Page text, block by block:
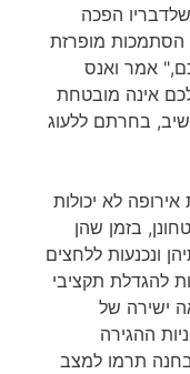
הפכה
הסתמכות מופרזת
אמר ואנס
אינה מובטחת
בחרתם ללעוג
לא יכולות
בזמן שהן
ונכנעות ללחצים
להגדלת תקציבי
ישירה של
ההגירה
תרמו למצב